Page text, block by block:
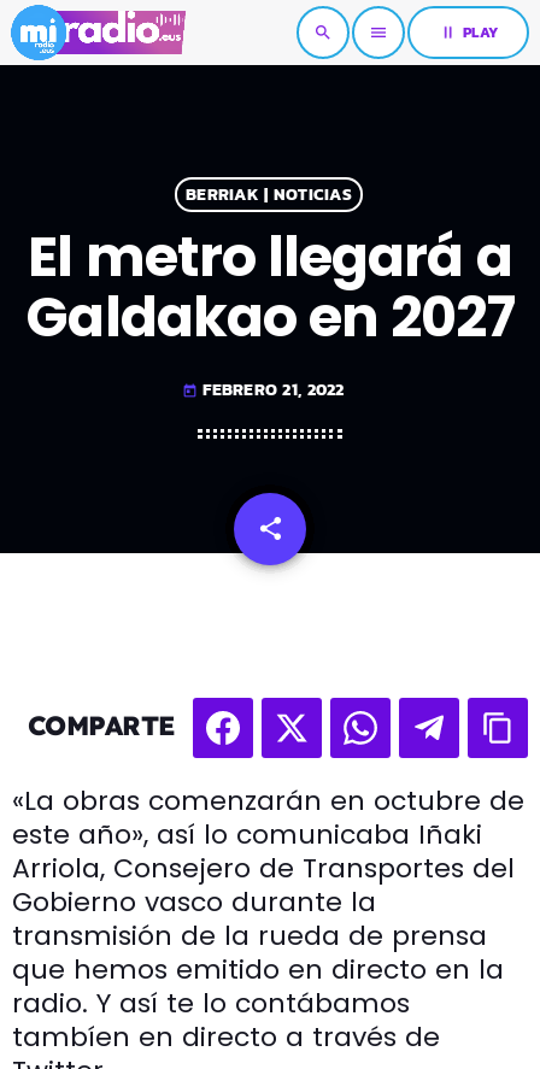
search menu pause PLAY
BERRIAK | NOTICIAS
El metro llegará a
Galdakao en 2027
today FEBRERO 21, 2022
share
email
COMPARTE
«La obras comenzarán en octubre de
este año», así lo comunicaba Iñaki
Arriola, Consejero de Transportes del
Gobierno vasco durante la
transmisión de la rueda de prensa
que hemos emitido en directo en la
radio. Y así te lo contábamos
tambíen en directo a través de